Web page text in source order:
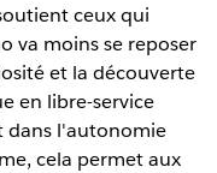
ceux qui
va moins se reposer
et la découverte
en libre-service
dans l'autonomie
cela permet aux